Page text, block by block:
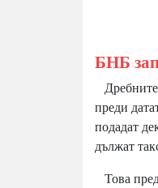
БНБ
Дребните
преди
подадат
дължат
Това